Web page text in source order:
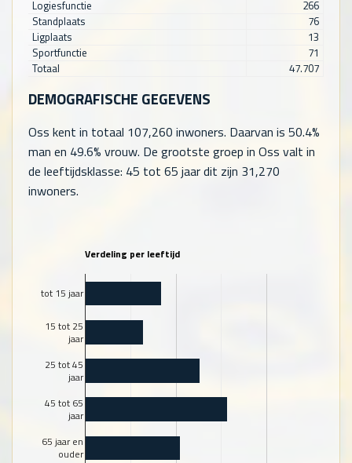
Logiesfunctie
266
Standplaats
76
Ligplaats
13
Sportfunctie
71
Totaal
47.707
DEMOGRAFISCHE GEGEVENS
Oss kent in totaal 107,260 inwoners. Daarvan is 50.4%
man en 49.6% vrouw. De grootste groep in Oss valt in
de leeftijdsklasse: 45 tot 65 jaar dit zijn 31,270
inwoners.
Verdeling per leeftijd
tot 15 jaar
15 tot 25
jaar
25 tot 45
jaar
45 tot 65
jaar
65 jaar en
ouder